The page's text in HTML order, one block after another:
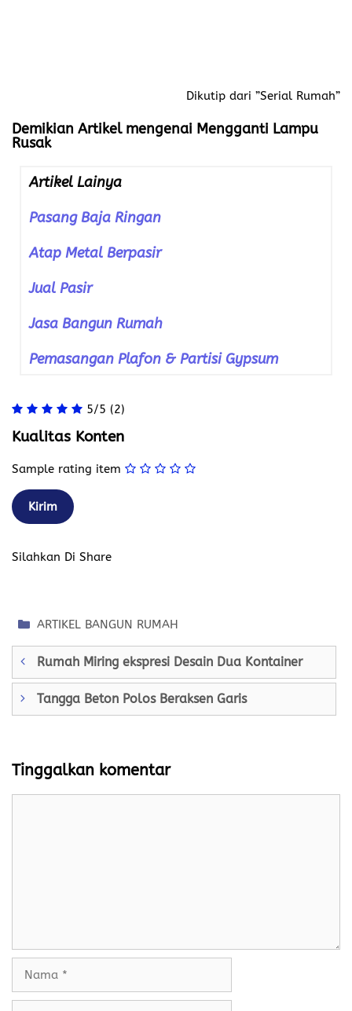
Dikutip dari ”Serial Rumah”
Demikian Artikel mengenai Mengganti Lampu
Rusak
Artikel Lainya
Pasang Baja Ringan
Atap Metal Berpasir
Jual Pasir
Jasa Bangun Rumah
Pemasangan Plafon & Partisi Gypsum
5/5 (2)
Kualitas Konten
Sample rating item
Silahkan Di Share
Kategori
ARTIKEL BANGUN RUMAH
Rumah Miring ekspresi Desain Dua Kontainer
Tangga Beton Polos Beraksen Garis
Tinggalkan komentar